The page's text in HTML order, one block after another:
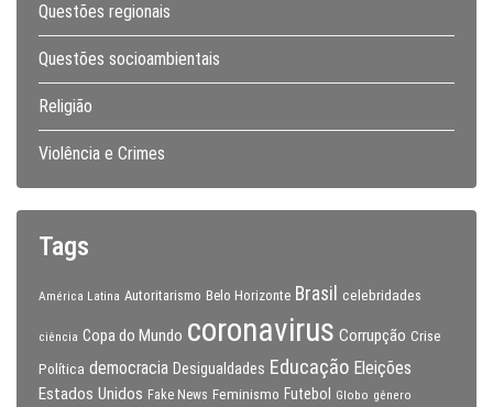
Questões regionais
Questões socioambientais
Religião
Violência e Crimes
Tags
América Latina Autoritarismo Belo Horizonte Brasil celebridades
ciência Copa do Mundo coronavirus Corrupção Crise
Política democracia Desigualdades Educação Eleições
Estados Unidos Fake News Feminismo Futebol Globo gênero